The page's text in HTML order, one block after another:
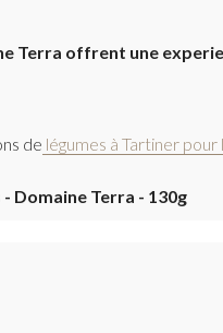
Terra offrent une
de légumes à Tartiner
Domaine Terra - 130g